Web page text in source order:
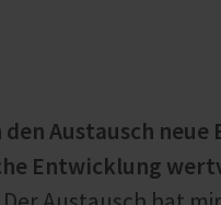
den Austausch
Entwicklung